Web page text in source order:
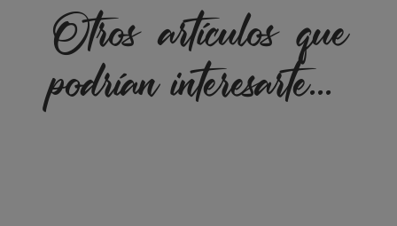
Otros artículos que
podrían interesarte...